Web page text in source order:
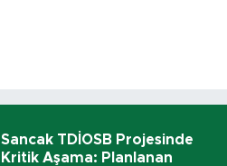
Sancak TDİOSB Projesinde
Kritik Aşama: Planlanan